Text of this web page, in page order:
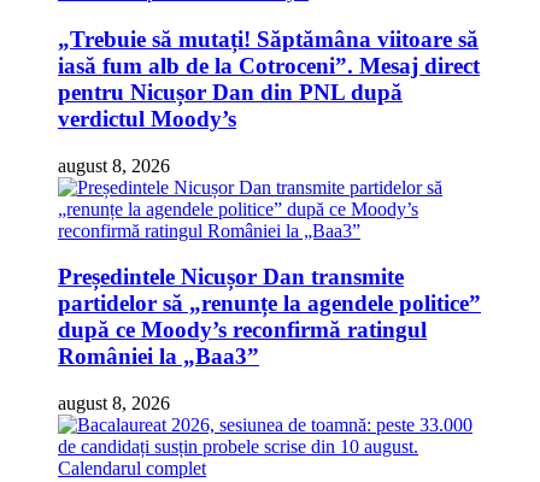
„Trebuie să mutați! Săptămâna viitoare să
iasă fum alb de la Cotroceni”. Mesaj direct
pentru Nicușor Dan din PNL după
verdictul Moody’s
august 8, 2026
Președintele Nicușor Dan transmite
partidelor să „renunțe la agendele politice”
după ce Moody’s reconfirmă ratingul
României la „Baa3”
august 8, 2026